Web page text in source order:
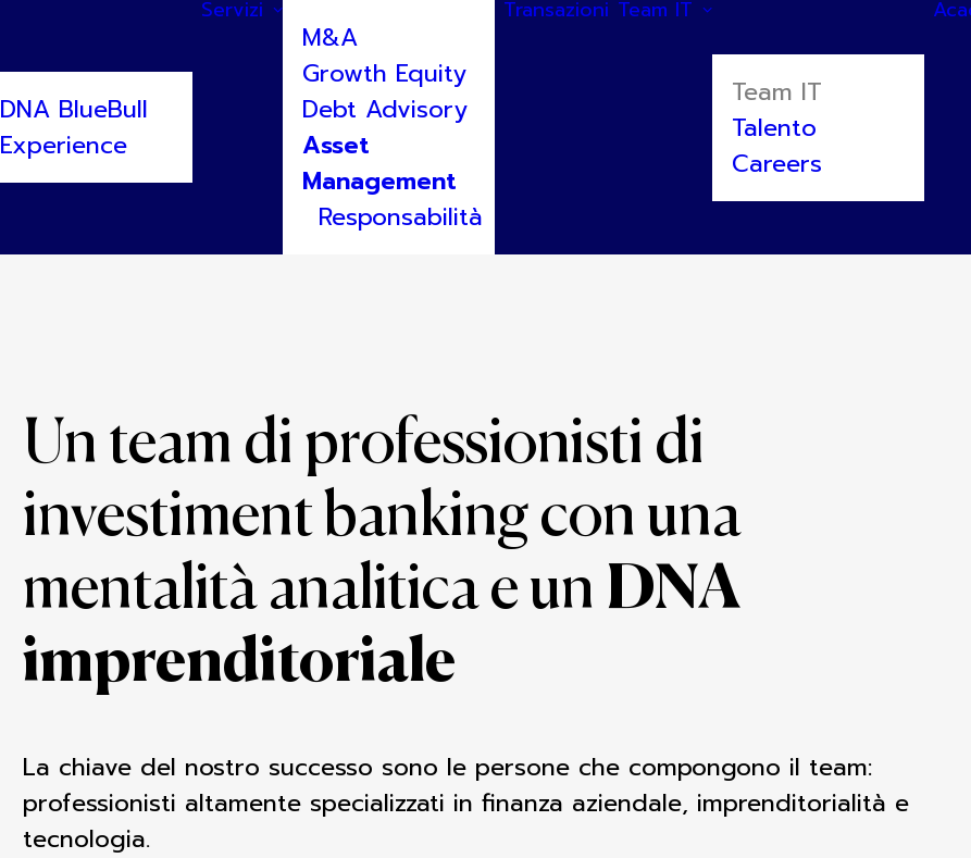
DNA BlueBull
Experience
Servizi
M&A
Growth Equity
Debt Advisory
Asset
Management
Responsabilità
Transazioni Team IT
Team IT
Talento
Careers
Un team di professionisti di
investiment banking con una
mentalità analitica e un DNA
imprenditoriale
La chiave del nostro successo sono le persone che compongono il team:
professionisti altamente specializzati in finanza aziendale, imprenditorialità e
tecnologia.